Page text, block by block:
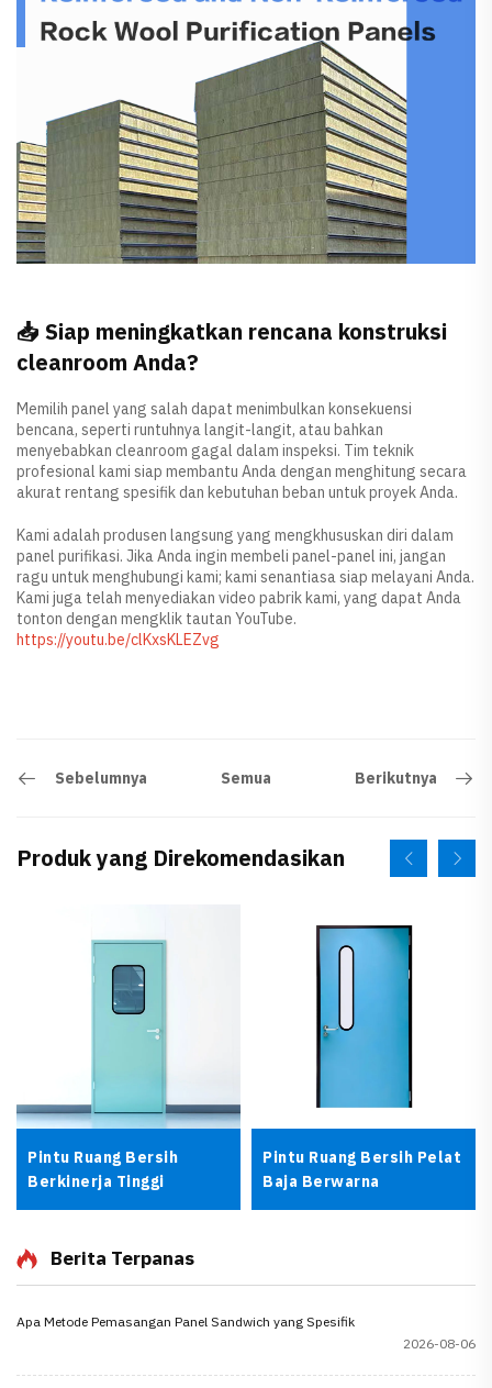
📥 Siap meningkatkan rencana konstruksi
cleanroom Anda?
Memilih panel yang salah dapat menimbulkan konsekuensi
bencana, seperti runtuhnya langit-langit, atau bahkan
menyebabkan cleanroom gagal dalam inspeksi. Tim teknik
profesional kami siap membantu Anda dengan menghitung secara
akurat rentang spesifik dan kebutuhan beban untuk proyek Anda.
Kami adalah produsen langsung yang mengkhususkan diri dalam
panel purifikasi. Jika Anda ingin membeli panel-panel ini, jangan
ragu untuk menghubungi kami; kami senantiasa siap melayani Anda.
Kami juga telah menyediakan video pabrik kami, yang dapat Anda
tonton dengan mengklik tautan YouTube.
https://youtu.be/clKxsKLEZvg
Sebelumnya Semua Berikutnya
Produk yang Direkomendasikan
Pintu Ruang Bersih
Berkinerja Tinggi
Pintu Ruang Bersih Pelat
Baja Berwarna
Berita Terpanas
Apa Metode Pemasangan Panel Sandwich yang Spesifik
2026-08-06